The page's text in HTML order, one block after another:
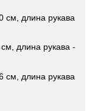
длина рукава
длина рукава -
см, длина рукава